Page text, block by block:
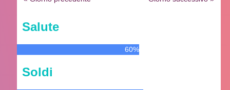
Salute
60%
Soldi